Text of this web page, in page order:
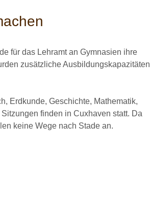
für das Lehramt an Gymnasien ihre
zusätzliche Ausbildungskapazitäten
Erdkunde, Geschichte, Mathematik,
finden in Cuxhaven statt. Da
keine Wege nach Stade an.